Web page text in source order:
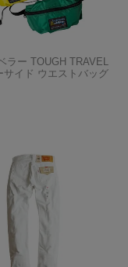
ラー TOUGH TRAVEL
サイド ウエストバッグ